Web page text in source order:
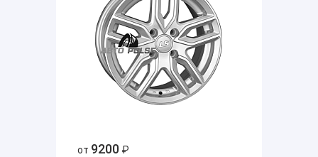
от 9200 ₽